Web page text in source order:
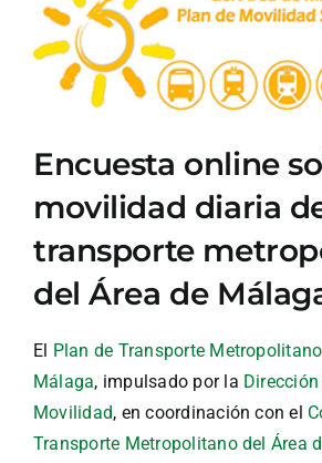
imagen
más
grande
Encuesta online
movilidad diaria
transporte
del Área de
El Plan de Transporte
Málaga, impulsado por la
Movilidad, en coordinación con el
Transporte Metropolitano del Área